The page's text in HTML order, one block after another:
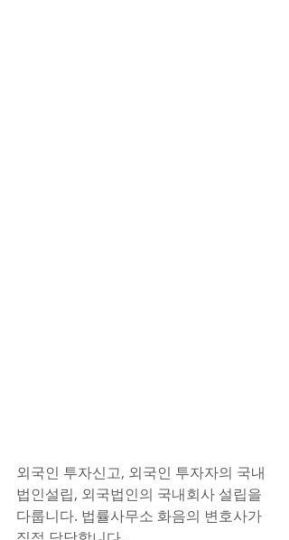
외국인 투자신고, 외국인 투자자의 국내
법인설립, 외국법인의 국내회사 설립을
다룹니다. 법률사무소 화음의 변호사가